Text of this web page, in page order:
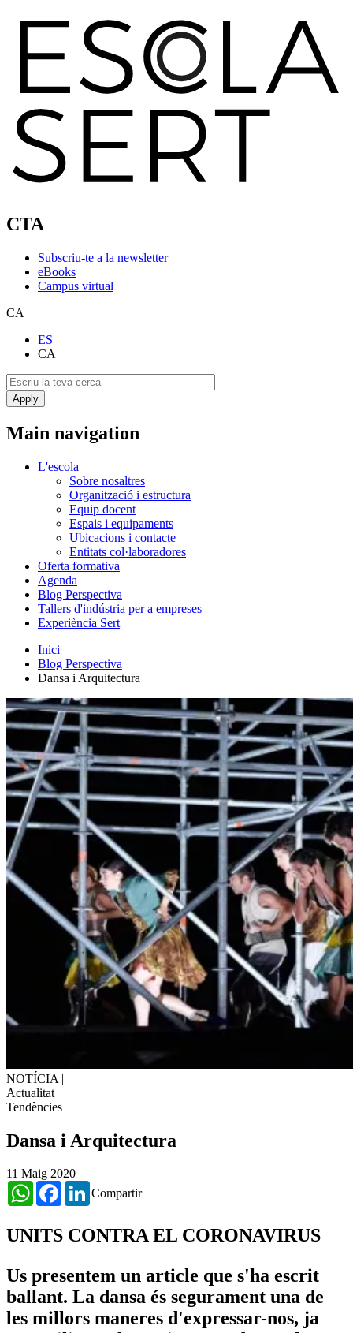
CTA
Subscriu-te a la newsletter
eBooks
Campus virtual
CA
ES
CA
Main navigation
L'escola
Sobre nosaltres
Organització i estructura
Equip docent
Espais i equipaments
Ubicacions i contacte
Entitats col·laboradores
Oferta formativa
Agenda
Blog Perspectiva
Tallers d'indústria per a empreses
Experiència Sert
Inici
Blog Perspectiva
Dansa i Arquitectura
NOTÍCIA |
Actualitat
Tendències
Dansa i Arquitectura
11 Maig 2020
Compartir
WhatsAppFacebookLinkedIn
UNITS CONTRA EL CORONAVIRUS
Us presentem un article que s'ha escrit
ballant. La dansa és segurament una de
les millors maneres d'expressar-nos, ja